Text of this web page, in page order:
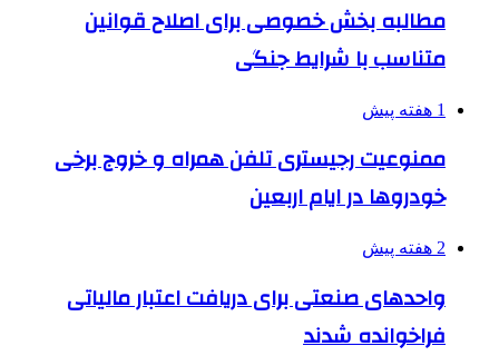
مطالبه بخش خصوصی برای اصلاح قوانین
متناسب با شرایط جنگی
1 هفته پیش
ممنوعیت رجیستری تلفن همراه و خروج برخی
خودروها در ایام اربعین
2 هفته پیش
واحدهای صنعتی برای دریافت اعتبار مالیاتی
فراخوانده شدند